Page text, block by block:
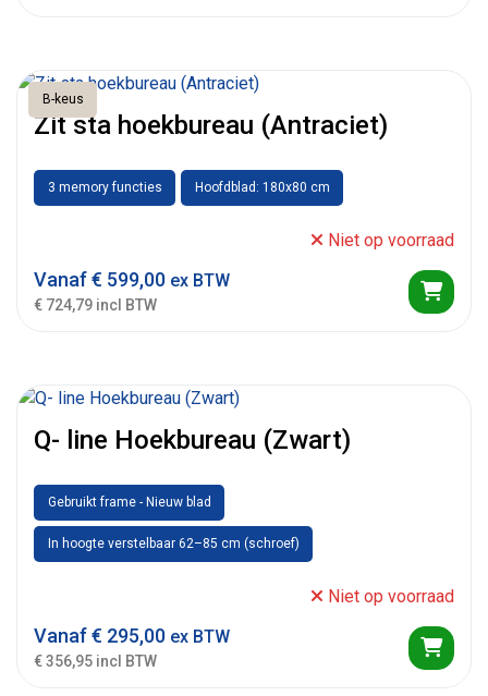
B-keus
Zit sta hoekbureau (Antraciet)
3 memory functies Hoofdblad: 180x80 cm
Niet op voorraad
Vanaf€ 599,00 ex BTW
€ 724,79 incl BTW
Q- line Hoekbureau (Zwart)
Gebruikt frame - Nieuw blad
In hoogte verstelbaar 62–85 cm (schroef)
Niet op voorraad
Vanaf€ 295,00 ex BTW
€ 356,95 incl BTW